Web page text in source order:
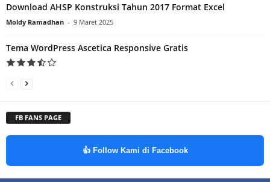
Download AHSP Konstruksi Tahun 2017 Format Excel
Moldy Ramadhan - 9 Maret 2025
Tema WordPress Ascetica Responsive Gratis
FB FANS PAGE
👍 Follow Kami di Facebook